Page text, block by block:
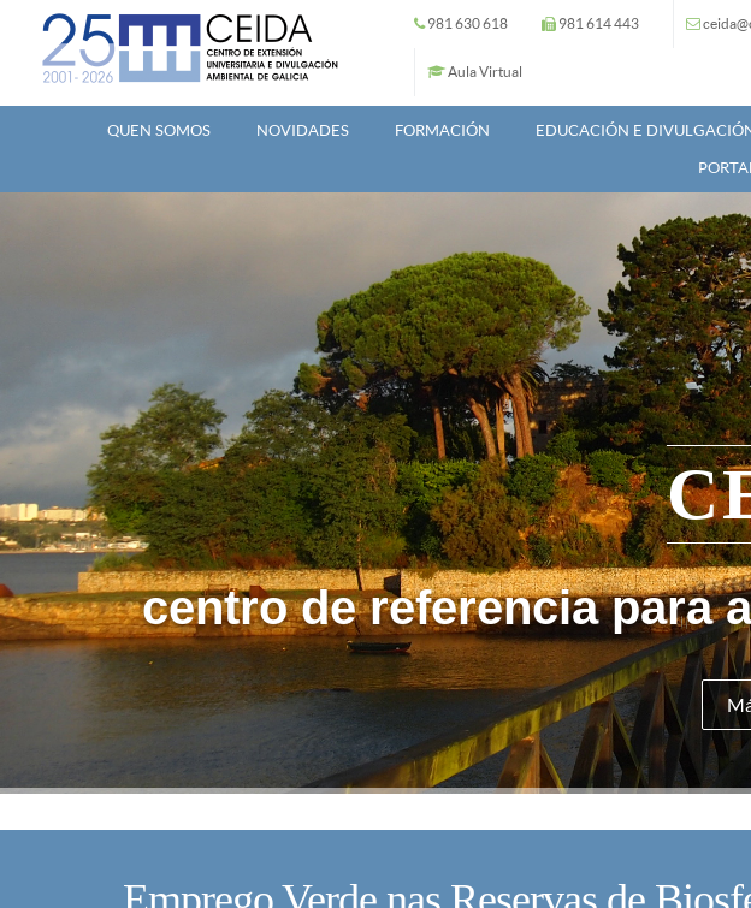
Ir o contido principal 981 630 618 981 614 443
Aula Virtual
QUEN SOMOS NOVIDADES FORMACIÓN EDUCACIÓN E
centro de referencia para